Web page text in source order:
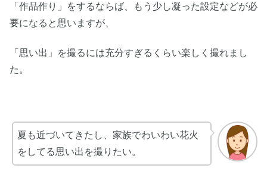
「作品作り」をするならば、もう少し凝った設定などが必
要になると思いますが、
「思い出」を撮るには充分すぎるくらい楽しく撮れまし
た。
夏も近づいてきたし、家族でわいわい花火
をしてる思い出を撮りたい。